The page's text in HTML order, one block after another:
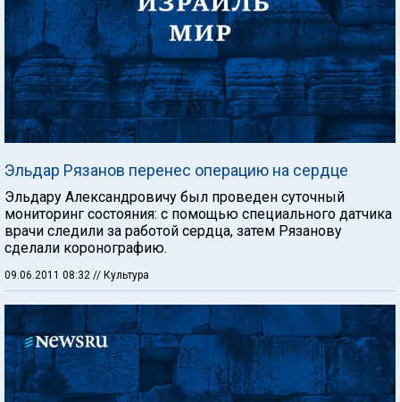
Эльдар Рязанов перенес операцию на сердце
Эльдару Александровичу был проведен суточный
мониторинг состояния: с помощью специального датчика
врачи следили за работой сердца, затем Рязанову
сделали коронографию.
09.06.2011 08:32 // Культура